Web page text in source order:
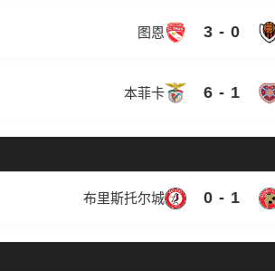
图恩 3 - 0
本菲卡 6 - 1
布里斯托尔城 0 - 1